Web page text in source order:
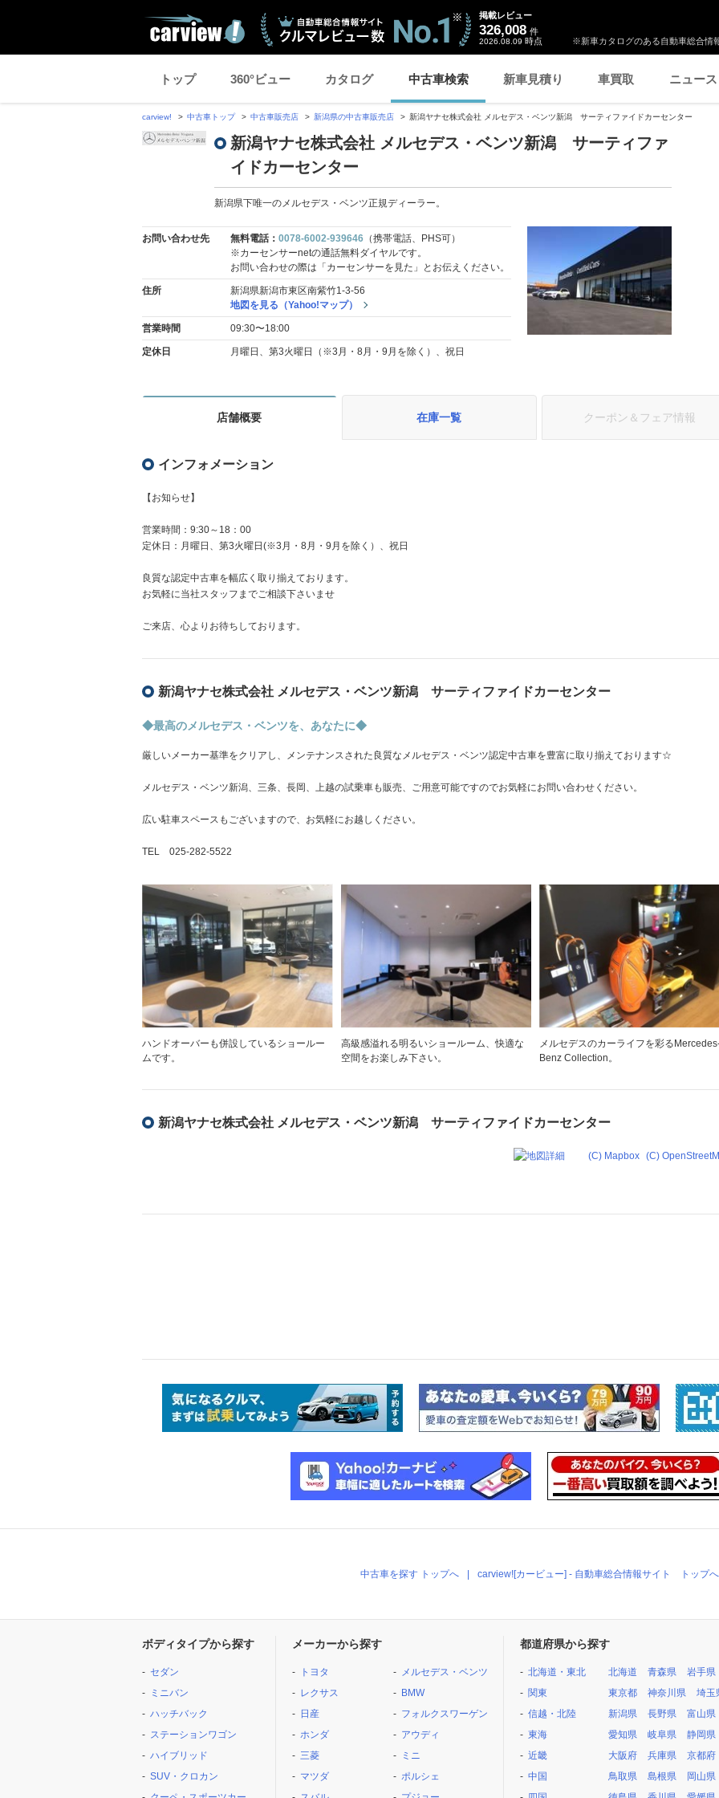
※新車カタログのある自動車総合情
掲載レビュー
326,008 件
2026.08.09 時点
トップ 360°ビュー カタログ 中古車検索 新車見積り 車買取 ニュース
carview! 中古車トップ 中古車販売店 新潟県の中古車販売店 新潟ヤナセ株式会社 メルセデス・ベンツ新潟 サーティファイドカーセンター
新潟ヤナセ株式会社 メルセデス・ベンツ新潟 サーティファ
イドカーセンター
新潟県下唯一のメルセデス・ベンツ正規ディーラー。
お問い合わせ先 無料電話： 0078-6002-939646 （携帯電話、PHS可）
※カーセンサーnetの通話無料ダイヤルです。
お問い合わせの際は「カーセンサーを見た」とお伝えください。
住所
新潟県新潟市東区南紫竹1-3-56
地図を見る（Yahoo!マップ）
営業時間 09:30〜18:00
定休日 月曜日、第3火曜日（※3月・8月・9月を除く）、祝日
店舗概要 在庫一覧 クーポン＆フェア情報
インフォメーション
【お知らせ】
営業時間：9:30～18：00
定休日：月曜日、第3火曜日(※3月・8月・9月を除く）、祝日
良質な認定中古車を幅広く取り揃えております。
お気軽に当社スタッフまでご相談下さいませ
ご来店、心よりお待ちしております。
新潟ヤナセ株式会社 メルセデス・ベンツ新潟 サーティファイドカーセンター
◆最高のメルセデス・ベンツを、あなたに◆
厳しいメーカー基準をクリアし、メンテナンスされた良質なメルセデス・ベンツ認定中古車を豊富に取り揃えております☆
メルセデス・ベンツ新潟、三条、長岡、上越の試乗車も販売、ご用意可能ですのでお気軽にお問い合わせください。
広い駐車スペースもございますので、お気軽にお越しください。
TEL 025-282-5522
ハンドオーバーも併設しているショールー
ムです。
高級感溢れる明るいショールーム、快適な
空間をお楽しみ下さい。
メルセデスのカーライフを彩る
Benz Collection。
新潟ヤナセ株式会社 メルセデス・ベンツ新潟 サーティファイドカーセンター
(C) Mapbox (C)
中古車を探す トップへ carview![カービュー] - 自動車総合情報サイト トップへ
ボディタイプから探す
セダン
ミニバン
ハッチバック
ステーションワゴン
ハイブリッド
SUV・クロカン
メーカーから探す
トヨタ
レクサス
日産
ホンダ
三菱
マツダ
メルセデス・ベンツ
BMW
フォルクスワーゲン
アウディ
ミニ
ポルシェ
都道府県から探す
北海道・東北 北海道 青森県 岩手県
関東
東京都 神奈川県 埼玉
信越・北陸
新潟県 長野県 富山県
東海
愛知県 岐阜県 静岡県
近畿
大阪府 兵庫県 京都府
中国
鳥取県 島根県 岡山県